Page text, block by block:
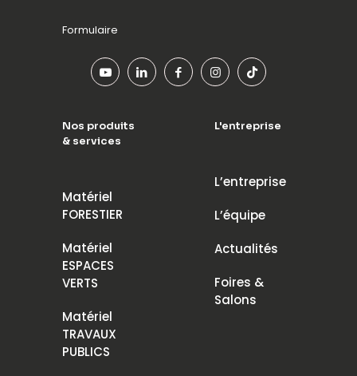
Formulaire
Nos produits
& services
Matériel
FORESTIER
Matériel
ESPACES
VERTS
Matériel
TRAVAUX
PUBLICS
L'entreprise
L’entreprise
L’équipe
Actualités
Foires &
Salons